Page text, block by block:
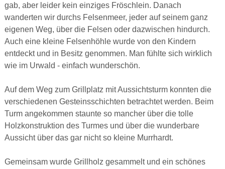
gab, aber leider kein einziges Fröschlein. Danach
wanderten wir durchs Felsenmeer, jeder auf seinem ganz
eigenen Weg, über die Felsen oder dazwischen hindurch.
Auch eine kleine Felsenhöhle wurde von den Kindern
entdeckt und in Besitz genommen. Man fühlte sich wirklich
wie im Urwald - einfach wunderschön.
Auf dem Weg zum Grillplatz mit Aussichtsturm konnten die
verschiedenen Gesteinsschichten betrachtet werden. Beim
Turm angekommen staunte so mancher über die tolle
Holzkonstruktion des Turmes und über die wunderbare
Aussicht über das gar nicht so kleine Murrhardt.
Gemeinsam wurde Grillholz gesammelt und ein schönes